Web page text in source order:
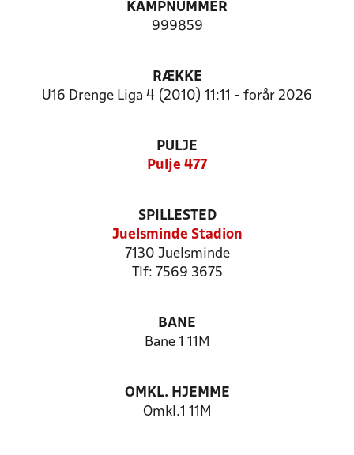
KAMPNUMMER
999859
RÆKKE
U16 Drenge Liga 4 (2010) 11:11 - forår 2026
PULJE
Pulje 477
SPILLESTED
Juelsminde Stadion
7130 Juelsminde
Tlf: 7569 3675
BANE
Bane 1 11M
OMKL. HJEMME
Omkl.1 11M